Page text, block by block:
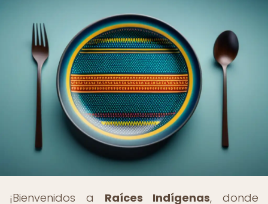
¡Bienvenidos a Raíces Indígenas, donde